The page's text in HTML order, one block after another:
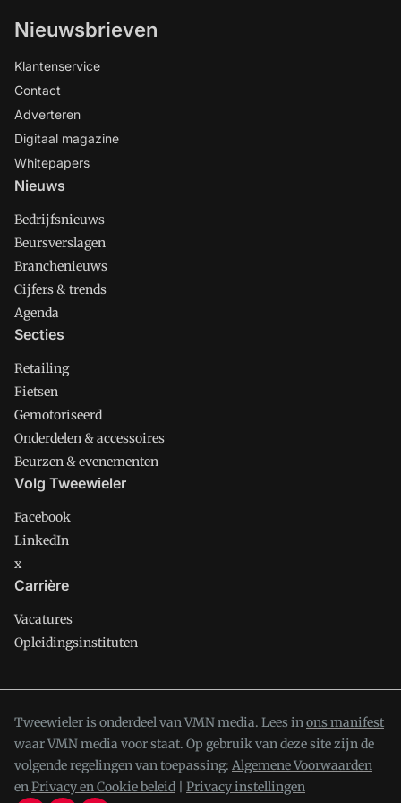
Nieuwsbrieven
Klantenservice
Contact
Adverteren
Digitaal magazine
Whitepapers
Nieuws
Bedrijfsnieuws
Beursverslagen
Branchenieuws
Cijfers & trends
Agenda
Secties
Retailing
Fietsen
Gemotoriseerd
Onderdelen & accessoires
Beurzen & evenementen
Volg Tweewieler
Facebook
LinkedIn
x
Carrière
Vacatures
Opleidingsinstituten
Tweewieler is onderdeel van VMN media. Lees inons manifest
waar VMN media voor staat. Op gebruik van deze site zijn de
volgende regelingen van toepassing: Algemene Voorwaarden
enPrivacy en Cookie beleid Privacy instellingen